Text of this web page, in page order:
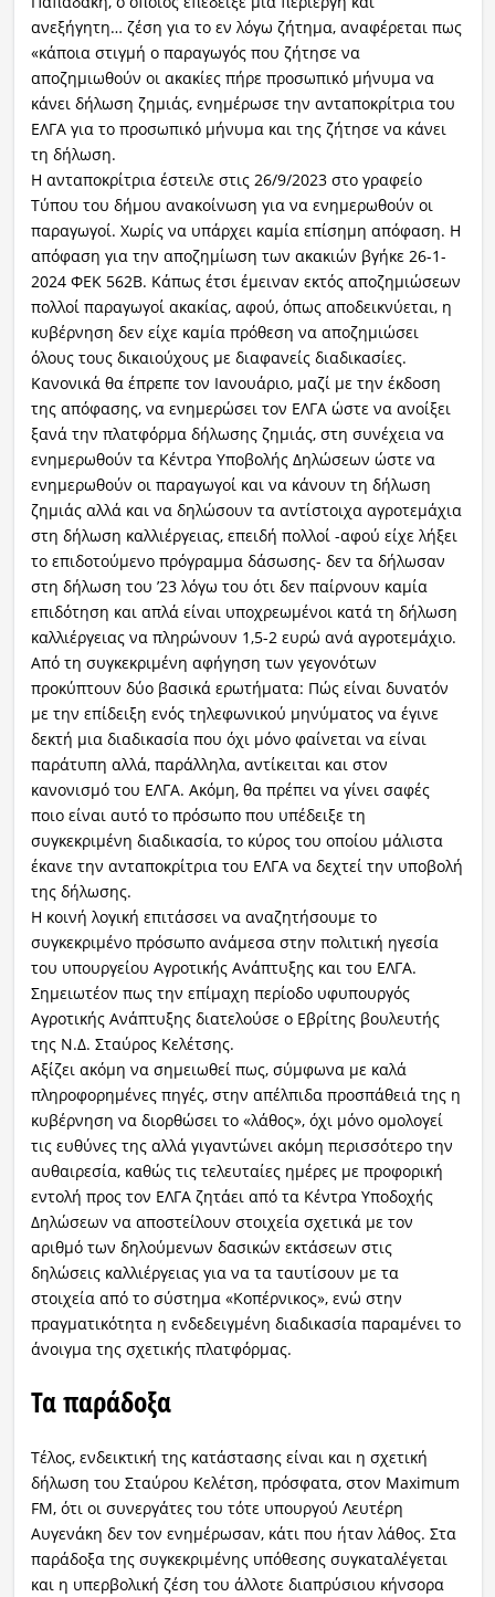
ανεξήγητη… ζέση για το εν λόγω ζήτημα, αναφέρεται πως
«κάποια στιγμή ο παραγωγός που ζήτησε να
αποζημιωθούν οι ακακίες πήρε προσωπικό μήνυμα να
κάνει δήλωση ζημιάς, ενημέρωσε την ανταποκρίτρια του
ΕΛΓΑ για το προσωπικό μήνυμα και της ζήτησε να κάνει
τη δήλωση.
Η ανταποκρίτρια έστειλε στις 26/9/2023 στο γραφείο
Τύπου του δήμου ανακοίνωση για να ενημερωθούν οι
παραγωγοί. Χωρίς να υπάρχει καμία επίσημη απόφαση. Η
απόφαση για την αποζημίωση των ακακιών βγήκε 26-1-
2024 ΦΕΚ 562Β. Κάπως έτσι έμειναν εκτός αποζημιώσεων
πολλοί παραγωγοί ακακίας, αφού, όπως αποδεικνύεται, η
κυβέρνηση δεν είχε καμία πρόθεση να αποζημιώσει
όλους τους δικαιούχους με διαφανείς διαδικασίες.
Κανονικά θα έπρεπε τον Ιανουάριο, μαζί με την έκδοση
της απόφασης, να ενημερώσει τον ΕΛΓΑ ώστε να ανοίξει
ξανά την πλατφόρμα δήλωσης ζημιάς, στη συνέχεια να
ενημερωθούν τα Κέντρα Υποβολής Δηλώσεων ώστε να
ενημερωθούν οι παραγωγοί και να κάνουν τη δήλωση
ζημιάς αλλά και να δηλώσουν τα αντίστοιχα αγροτεμάχια
στη δήλωση καλλιέργειας, επειδή πολλοί -αφού είχε λήξει
το επιδοτούμενο πρόγραμμα δάσωσης- δεν τα δήλωσαν
στη δήλωση του ’23 λόγω του ότι δεν παίρνουν καμία
επιδότηση και απλά είναι υποχρεωμένοι κατά τη δήλωση
καλλιέργειας να πληρώνουν 1,5-2 ευρώ ανά αγροτεμάχιο.
Από τη συγκεκριμένη αφήγηση των γεγονότων
προκύπτουν δύο βασικά ερωτήματα: Πώς είναι δυνατόν
με την επίδειξη ενός τηλεφωνικού μηνύματος να έγινε
δεκτή μια διαδικασία που όχι μόνο φαίνεται να είναι
παράτυπη αλλά, παράλληλα, αντίκειται και στον
κανονισμό του ΕΛΓΑ. Ακόμη, θα πρέπει να γίνει σαφές
ποιο είναι αυτό το πρόσωπο που υπέδειξε τη
συγκεκριμένη διαδικασία, το κύρος του οποίου μάλιστα
έκανε την ανταποκρίτρια του ΕΛΓΑ να δεχτεί την υποβολή
της δήλωσης.
Η κοινή λογική επιτάσσει να αναζητήσουμε το
συγκεκριμένο πρόσωπο ανάμεσα στην πολιτική ηγεσία
του υπουργείου Αγροτικής Ανάπτυξης και του ΕΛΓΑ.
Σημειωτέον πως την επίμαχη περίοδο υφυπουργός
Αγροτικής Ανάπτυξης διατελούσε ο Εβρίτης βουλευτής
της Ν.Δ. Σταύρος Κελέτσης.
Αξίζει ακόμη να σημειωθεί πως, σύμφωνα με καλά
πληροφορημένες πηγές, στην απέλπιδα προσπάθειά της η
κυβέρνηση να διορθώσει το «λάθος», όχι μόνο ομολογεί
τις ευθύνες της αλλά γιγαντώνει ακόμη περισσότερο την
αυθαιρεσία, καθώς τις τελευταίες ημέρες με προφορική
εντολή προς τον ΕΛΓΑ ζητάει από τα Κέντρα Υποδοχής
Δηλώσεων να αποστείλουν στοιχεία σχετικά με τον
αριθμό των δηλούμενων δασικών εκτάσεων στις
δηλώσεις καλλιέργειας για να τα ταυτίσουν με τα
στοιχεία από το σύστημα «Κοπέρνικος», ενώ στην
πραγματικότητα η ενδεδειγμένη διαδικασία παραμένει το
άνοιγμα της σχετικής πλατφόρμας.
Τα παράδοξα
Τέλος, ενδεικτική της κατάστασης είναι και η σχετική
δήλωση του Σταύρου Κελέτση, πρόσφατα, στον Maximum
FM, ότι οι συνεργάτες του τότε υπουργού Λευτέρη
Αυγενάκη δεν τον ενημέρωσαν, κάτι που ήταν λάθος. Στα
παράδοξα της συγκεκριμένης υπόθεσης συγκαταλέγεται
και η υπερβολική ζέση του άλλοτε διαπρύσιου κήνσορα